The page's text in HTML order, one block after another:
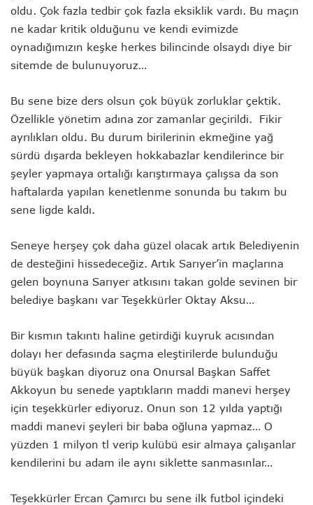
oldu. Çok fazla tedbir çok fazla eksiklik vardı. Bu maçın
ne kadar kritik olduğunu ve kendi evimizde
oynadığımızın keşke herkes bilincinde olsaydı diye bir
sitemde de bulunuyoruz…
Bu sene bize ders olsun çok büyük zorluklar çektik.
Özellikle yönetim adına zor zamanlar geçirildi. Fikir
ayrılıkları oldu. Bu durum birilerinin ekmeğine yağ
sürdü dışarda bekleyen hokkabazlar kendilerince bir
şeyler yapmaya ortalığı karıştırmaya çalışsa da son
haftalarda yapılan kenetlenme sonunda bu takım bu
sene ligde kaldı.
Seneye herşey çok daha güzel olacak artık Belediyenin
de desteğini hissedeceğiz. Artık Sarıyer’in maçlarına
gelen boynuna Sarıyer atkısını takan golde sevinen bir
belediye başkanı var Teşekkürler Oktay Aksu…
Bir kısmın takıntı haline getirdiği kuyruk acısından
dolayı her defasında saçma eleştirilerde bulunduğu
büyük başkan diyoruz ona Onursal Başkan Saffet
Akkoyun bu senede yaptıkların maddi manevi herşey
için teşekkürler ediyoruz. Onun son 12 yılda yaptığı
maddi manevi şeyleri bir baba oğluna yapmaz… O
yüzden 1 milyon tl verip kulübü esir almaya çalışanlar
kendilerini bu adam ile aynı siklette sanmasınlar…
Teşekkürler Ercan Çamırcı bu sene ilk futbol içindeki